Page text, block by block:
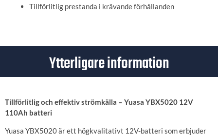
Tillförlitlig prestanda i krävande förhållanden
Ytterligare information
Tillförlitlig och effektiv strömkälla – Yuasa YBX5020 12V
110Ah batteri
Yuasa YBX5020 är ett högkvalitativt 12V-batteri som erbjuder